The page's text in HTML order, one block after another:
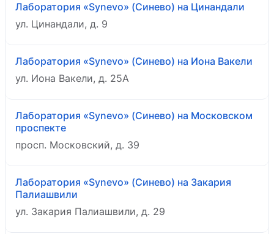
Лаборатория «Synevo» (Синево) на Цинандали
ул. Цинандали, д. 9
Лаборатория «Synevo» (Синево) на Иона Вакели
ул. Иона Вакели, д. 25А
Лаборатория «Synevo» (Синево) на Московском
проспекте
просп. Московский, д. 39
Лаборатория «Synevo» (Синево) на Закария
Палиашвили
ул. Закария Палиашвили, д. 29